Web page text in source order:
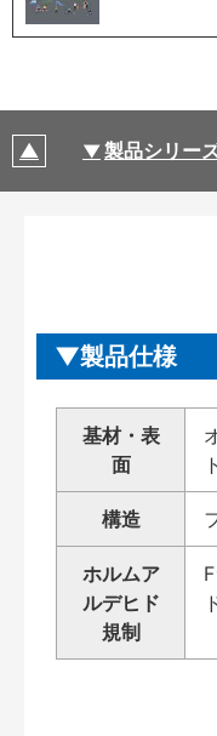
製品シリー
製品仕様
基材・表
面
構造
ホルムア
ルデヒド
規制